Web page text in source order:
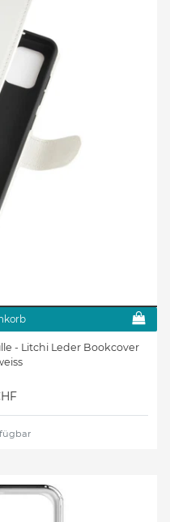
- Litchi Leder Bookcover